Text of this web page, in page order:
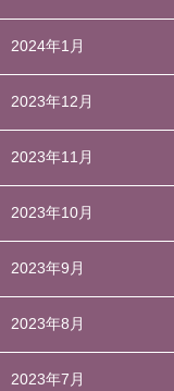
2024年1月
2023年12月
2023年11月
2023年10月
2023年9月
2023年8月
2023年7月